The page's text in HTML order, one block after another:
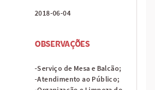
2018-06-04
OBSERVAÇÕES
-Serviço de Mesa e Balcão;
-Atendimento ao Público;